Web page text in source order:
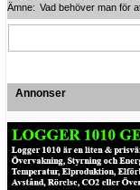
Ämne: Vad behöver man för
Annonser